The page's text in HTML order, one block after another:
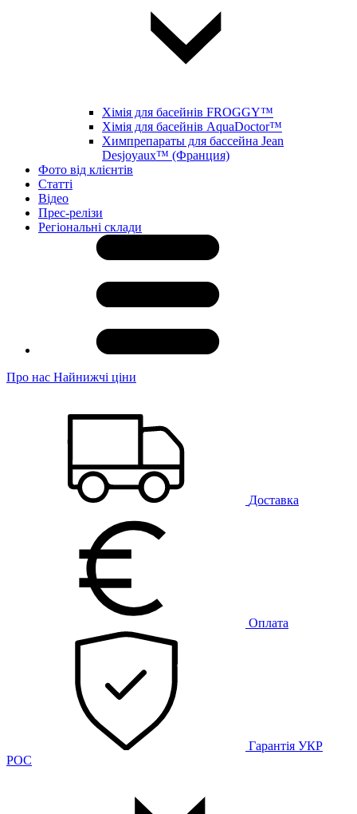
Хімія для басейнів FROGGY™
Хімія для басейнів AquaDoctor™
Химпрепараты для бассейна Jean
Desjoyaux™ (Франция)
Фото від клієнтів
Статті
Відео
Прес-релізи
Регіональні склади
Про нас Найнижчі ціни
Доставка
Оплата
Гарантія УКР
РОС